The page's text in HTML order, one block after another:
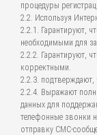
процедуры
2.2. Используя
2.2.1. Гарантируют,
необходимыми для
2.2.2. Гарантируют,
корректными.
2.2.3. подтверждают,
2.2.4. Выражают
данных для
телефонные звонки
отправку СМС-